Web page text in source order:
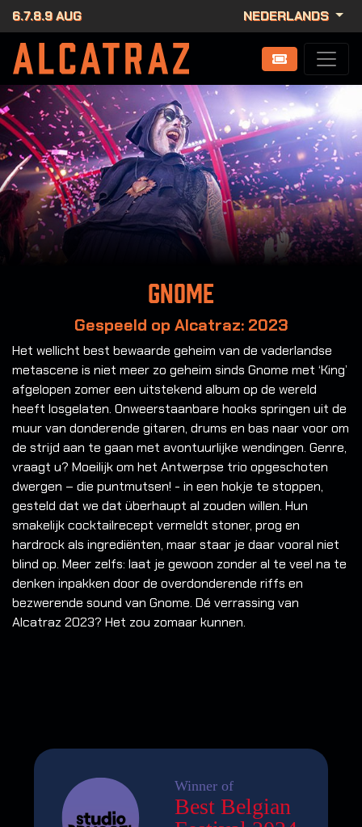
6.7.8.9 AUG NEDERLANDS
Gnome
Gespeeld op Alcatraz: 2023
Het wellicht best bewaarde geheim van de vaderlandse
metascene is niet meer zo geheim sinds Gnome met ‘King’
afgelopen zomer een uitstekend album op de wereld
heeft losgelaten. Onweerstaanbare hooks springen uit de
muur van donderende gitaren, drums en bas naar voor om
de strijd aan te gaan met avontuurlijke wendingen. Genre,
vraagt u? Moeilijk om het Antwerpse trio opgeschoten
dwergen – die puntmutsen! - in een hokje te stoppen,
gesteld dat we dat überhaupt al zouden willen. Hun
smakelijk cocktailrecept vermeldt stoner, prog en
hardrock als ingrediënten, maar staar je daar vooral niet
blind op. Meer zelfs: laat je gewoon zonder al te veel na te
denken inpakken door de overdonderende riffs en
bezwerende sound van Gnome. Dé verrassing van
Alcatraz 2023? Het zou zomaar kunnen.